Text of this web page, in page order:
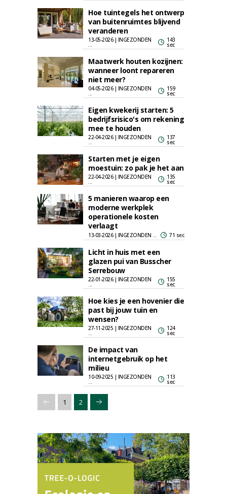
Hoe tuintegels het ontwerp
van buitenruimtes blijvend
veranderen
13-05-2026 | INGEZONDEN
...
143
sec
Maatwerk houten kozijnen:
wanneer loont repareren
niet meer?
04-05-2026 | INGEZONDEN
...
159
sec
Eigen kwekerij starten: 5
bedrijfsrisico's om rekening
mee te houden
22-04-2026 | INGEZONDEN
...
137
sec
Starten met je eigen
moestuin: zo pak je het aan
22-04-2026 | INGEZONDEN
...
135
sec
5 manieren waarop een
moderne werkplek
operationele kosten
verlaagt
13-03-2026 | INGEZONDEN ... 71 sec
Licht in huis met een
glazen pui van Busscher
Serrebouw
22-01-2026 | INGEZONDEN
...
155
sec
Hoe kies je een hovenier die
past bij jouw tuin en
wensen?
27-11-2025 | INGEZONDEN
...
124
sec
De impact van
internetgebruik op het
milieu
10-09-2025 | INGEZONDEN
...
113
sec
1 2